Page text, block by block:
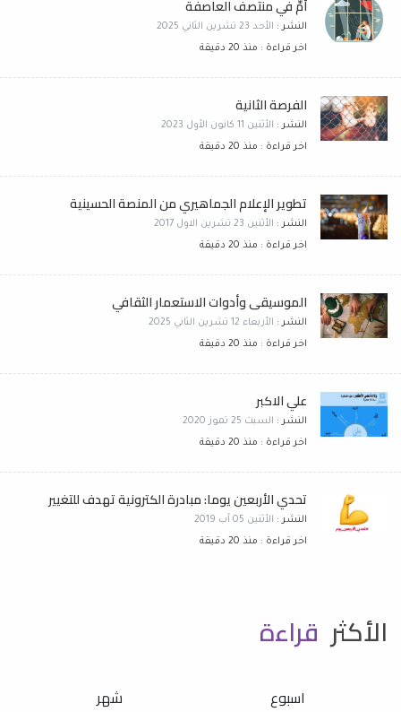
أمٌّ في منتصف العاصفة
النشر : الأحد 23 تشرين الثاني 2025
اخر قراءة : منذ 20 دقيقة
الفرصة الثانية
النشر : الأثنين 11 كانون الأول 2023
اخر قراءة : منذ 20 دقيقة
تطوير الإعلام الجماهيري من المنصة الحسينية
النشر : الأثنين 23 تشرين الاول 2017
اخر قراءة : منذ 20 دقيقة
الموسيقى وأدوات الاستعمار الثقافي
النشر : الأربعاء 12 تشرين الثاني 2025
اخر قراءة : منذ 20 دقيقة
علي الاكبر
النشر : السبت 25 تموز 2020
اخر قراءة : منذ 20 دقيقة
تحدي الأربعين يوما: مبادرة الكترونية تهدف للتغيير
النشر : الأثنين 05 آب 2019
اخر قراءة : منذ 20 دقيقة
الأكثر قراءة
اسبوع شهر